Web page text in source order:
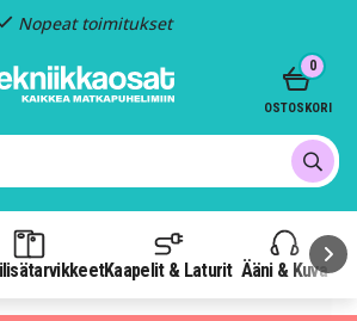
Kaapelit & Laturit Ääni & Kuva
0
OSTOSKORI